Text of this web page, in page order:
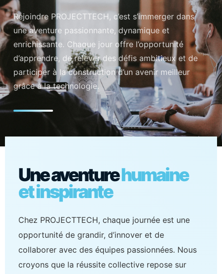
Rejoindre PROJECTTECH, c’est s’immerger dans
une aventure passionnante, dynamique et
enrichissante. Chaque jour offre l’opportunité
d’apprendre, de relever des défis ambitieux et de
participer à la construction d’un avenir meilleur
grâce à la technologie.
Une aventurehumaine
et inspirante
Chez PROJECTTECH, chaque journée est une
opportunité de grandir, d’innover et de
collaborer avec des équipes passionnées. Nous
croyons que la réussite collective repose sur